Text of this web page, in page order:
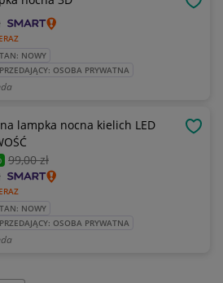
NOWY
OSOBA PRYWATNA
lampka nocna kielich LED
99,00 zł
NOWY
OSOBA PRYWATNA